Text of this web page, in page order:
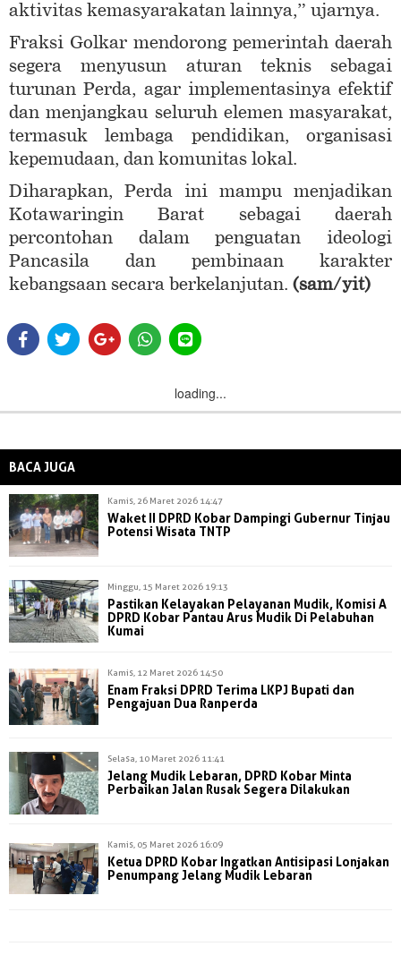
aktivitas kemasyarakatan lainnya,” ujarnya.
Fraksi Golkar mendorong pemerintah daerah
segera menyusun aturan teknis sebagai
turunan Perda, agar implementasinya efektif
dan menjangkau seluruh elemen masyarakat,
termasuk lembaga pendidikan, organisasi
kepemudaan, dan komunitas lokal.
Diharapkan, Perda ini mampu menjadikan
Kotawaringin Barat sebagai daerah
percontohan dalam penguatan ideologi
Pancasila dan pembinaan karakter
kebangsaan secara berkelanjutan. (sam/yit)
loading...
BACA JUGA
Kamis, 26 Maret 2026 14:47
Waket II DPRD Kobar Dampingi Gubernur Tinjau
Potensi Wisata TNTP
Minggu, 15 Maret 2026 19:13
Pastikan Kelayakan Pelayanan Mudik, Komisi A
DPRD Kobar Pantau Arus Mudik Di Pelabuhan
Kumai
Kamis, 12 Maret 2026 14:50
Enam Fraksi DPRD Terima LKPJ Bupati dan
Pengajuan Dua Ranperda
Selasa, 10 Maret 2026 11:41
Jelang Mudik Lebaran, DPRD Kobar Minta
Perbaikan Jalan Rusak Segera Dilakukan
Kamis, 05 Maret 2026 16:09
Ketua DPRD Kobar Ingatkan Antisipasi Lonjakan
Penumpang Jelang Mudik Lebaran